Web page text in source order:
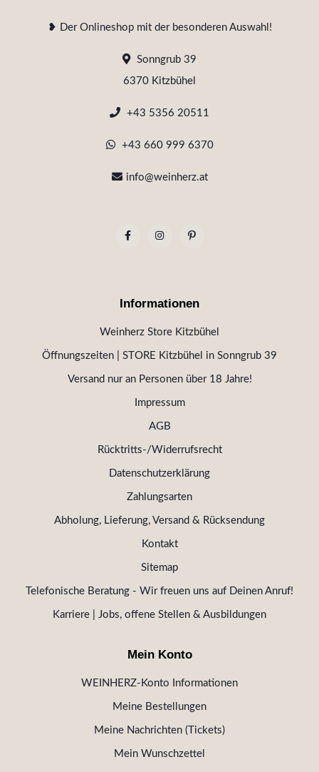
❥ Der Onlineshop mit der besonderen Auswahl!
Sonngrub 39
6370 Kitzbühel
+43 5356 20511
+43 660 999 6370
info@weinherz.at
Informationen
Weinherz Store Kitzbühel
Öffnungszeiten | STORE Kitzbühel in Sonngrub 39
Versand nur an Personen über 18 Jahre!
Impressum
AGB
Rücktritts-/Widerrufsrecht
Datenschutzerklärung
Zahlungsarten
Abholung, Lieferung, Versand & Rücksendung
Kontakt
Sitemap
Telefonische Beratung - Wir freuen uns auf Deinen Anruf!
Karriere | Jobs, offene Stellen & Ausbildungen
Mein Konto
WEINHERZ-Konto Informationen
Meine Bestellungen
Meine Nachrichten (Tickets)
Mein Wunschzettel